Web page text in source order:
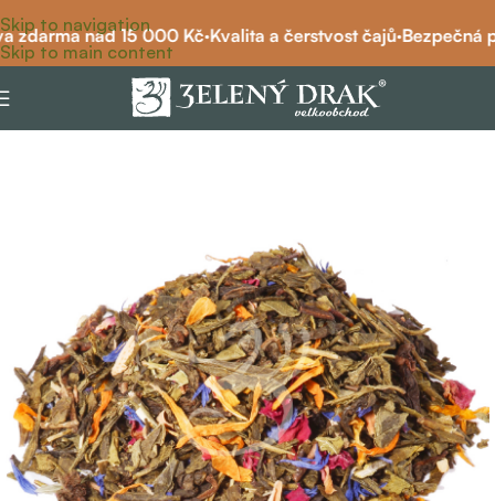
Skip to navigation
Skip to main content
zdarma nad 15 000 Kč·Kvalita a čerstvost čajů·Bezpečná
zelený čaj/ zelený čaj ochucený